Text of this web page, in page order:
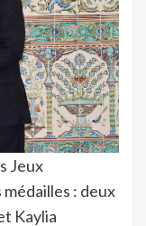
Jeux
: deux
Kaylia